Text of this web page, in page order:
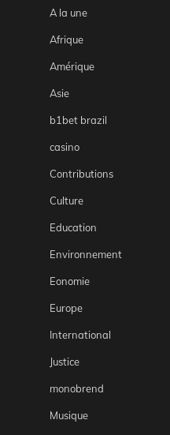
A la une
Afrique
Amérique
Asie
b1bet brazil
casino
Contributions
Culture
Education
Environnement
Eonomie
Europe
International
Justice
monobrend
Musique